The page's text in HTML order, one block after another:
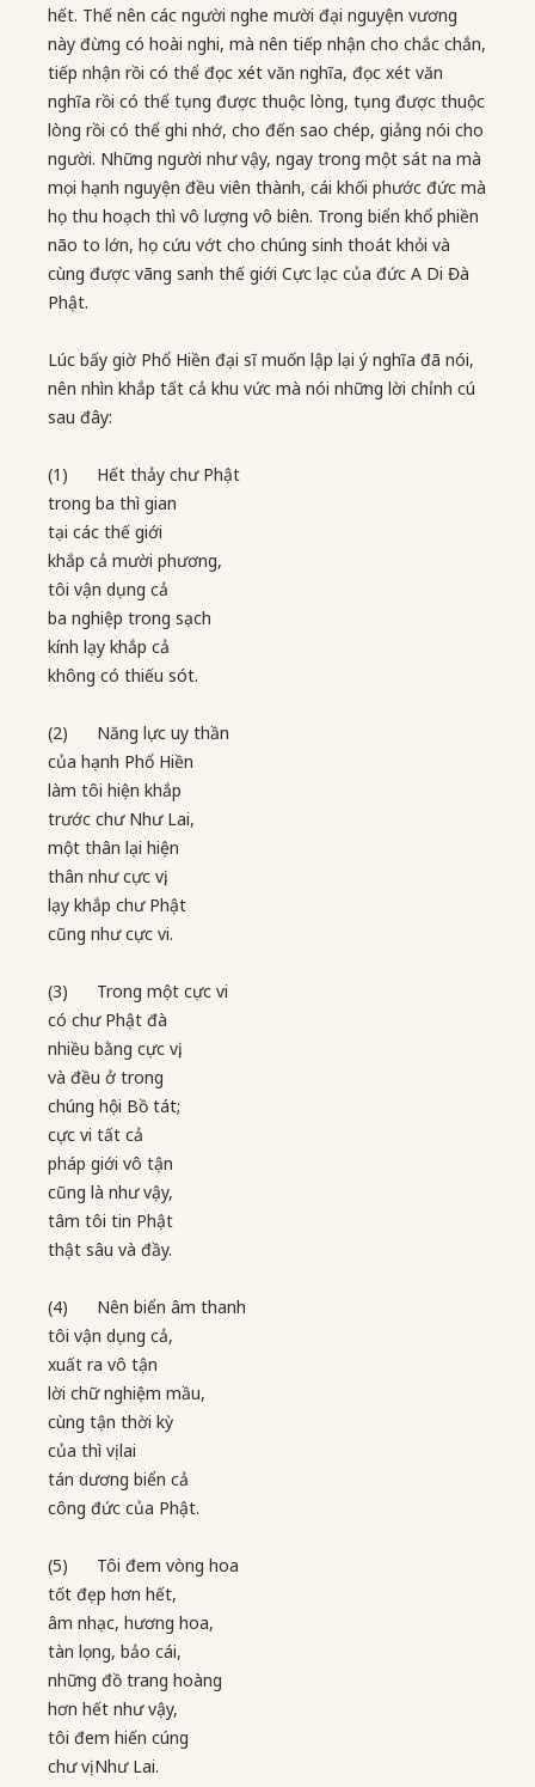
hết. Thế nên các người nghe mười đại nguyện vương
này đừng có hoài nghi, mà nên tiếp nhận cho chắc chắn,
tiếp nhận rồi có thể đọc xét văn nghĩa, đọc xét văn
nghĩa rồi có thể tụng được thuộc lòng, tụng được thuộc
lòng rồi có thể ghi nhớ, cho đến sao chép, giảng nói cho
người. Những người như vậy, ngay trong một sát na mà
mọi hạnh nguyện đều viên thành, cái khối phước đức mà
họ thu hoạch thì vô lượng vô biên. Trong biển khổ phiền
não to lớn, họ cứu vớt cho chúng sinh thoát khỏi và
cùng được vãng sanh thế giới Cực lạc của đức A Di Đà
Phật.
Lúc bấy giờ Phổ Hiền đại sĩ muốn lập lại ý nghĩa đã nói,
nên nhìn khắp tất cả khu vức mà nói những lời chỉnh cú
sau đây:
(1) Hết thảy chư Phật
trong ba thì gian
tại các thế giới
khắp cả mười phương,
tôi vận dụng cả
ba nghiệp trong sạch
kính lạy khắp cả
không có thiếu sót.
(2) Năng lực uy thần
của hạnh Phổ Hiền
làm tôi hiện khắp
trước chư Như Lai,
một thân lại hiện
thân như cực vị,
lạy khắp chư Phật
cũng như cực vi.
(3) Trong một cực vi
có chư Phật đà
nhiều bằng cực vị,
và đều ở trong
chúng hội Bồ tát;
cực vi tất cả
pháp giới vô tận
cũng là như vậy,
tâm tôi tin Phật
thật sâu và đầy.
(4) Nên biển âm thanh
tôi vận dụng cả,
xuất ra vô tận
lời chữ nghiệm mầu,
cùng tận thời kỳ
của thì vị lai
tán dương biển cả
công đức của Phật.
(5) Tôi đem vòng hoa
tốt đẹp hơn hết,
âm nhạc, hương hoa,
tàn lọng, bảo cái,
những đồ trang hoàng
hơn hết như vậy,
tôi đem hiến cúng
chư vị Như Lai.